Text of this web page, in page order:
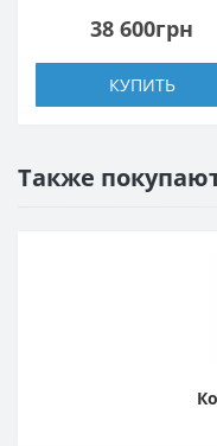
38 600грн
КУПИТЬ
Также